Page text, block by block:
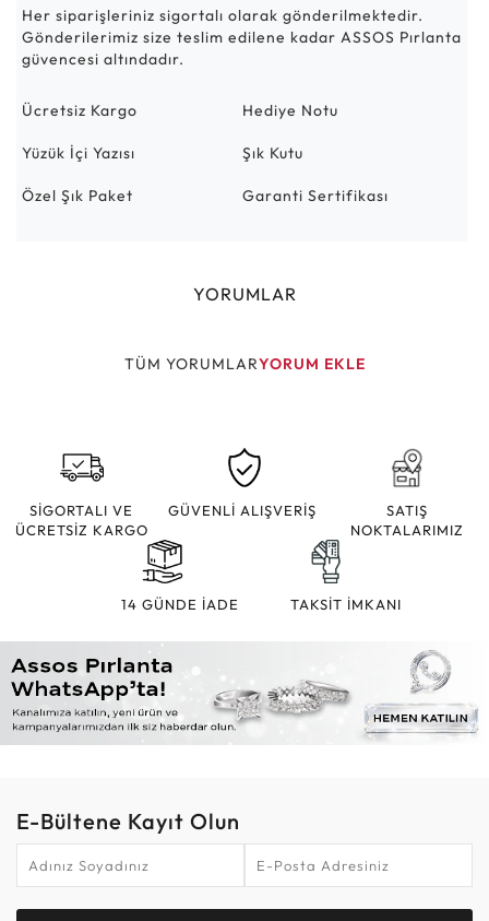
Her siparişleriniz sigortalı olarak gönderilmektedir.
Gönderilerimiz size teslim edilene kadar ASSOS Pırlanta
güvencesi altındadır.
Ücretsiz Kargo Hediye Notu
Yüzük İçi Yazısı Şık Kutu
Özel Şık Paket Garanti Sertifikası
YORUMLAR
TÜM YORUMLARYORUM EKLE
SİGORTALI VE
ÜCRETSİZ KARGO
GÜVENLİ ALIŞVERİŞ
SATIŞ
NOKTALARIMIZ
14 GÜNDE İADE TAKSİT İMKANI
E-Bültene Kayıt Olun